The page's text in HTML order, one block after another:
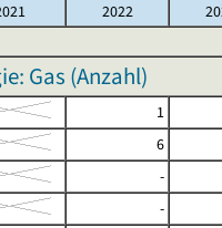
2022
Gas (Anzahl)
1
6
-
-